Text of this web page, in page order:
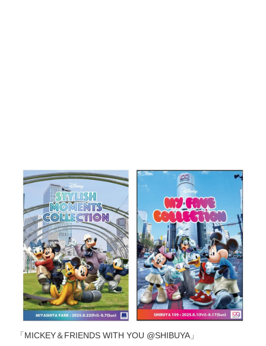
「MICKEY＆FRIENDS WITH YOU @SHIBUYA」